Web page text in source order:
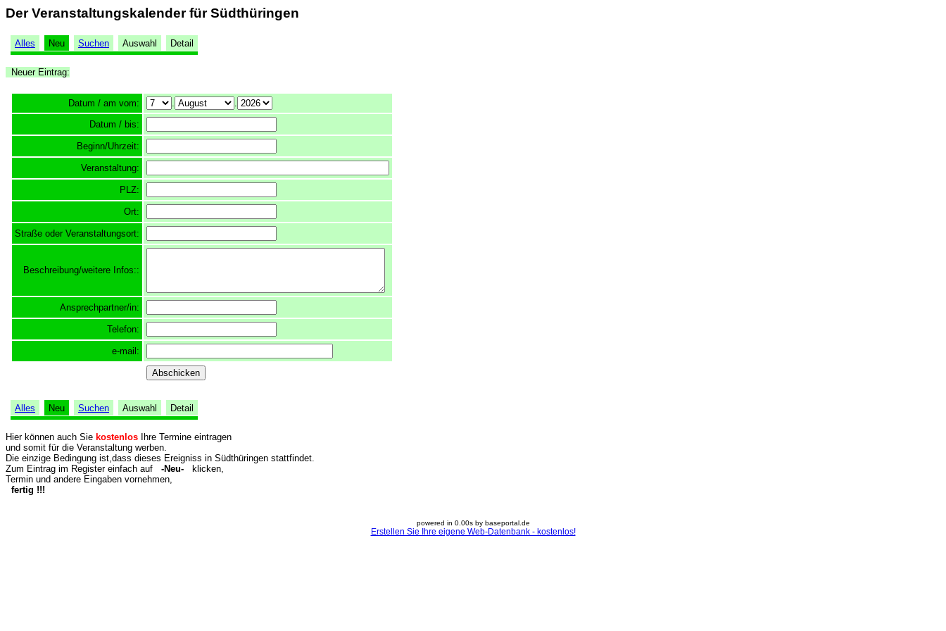
Der Veranstaltungskalender für Südthüringen
Alles Neu Suchen Auswahl Detail
Neuer Eintrag:
Datum / am vom:
Datum / bis:
Beginn/Uhrzeit:
Veranstaltung:
PLZ:
Ort:
Straße oder Veranstaltungsort:
Beschreibung/weitere Infos::
Ansprechpartner/in:
Telefon:
e-mail:
Alles Neu Suchen Auswahl Detail
Hier können auch Sie kostenlos Ihre Termine eintragen
und somit für die Veranstaltung werben.
Die einzige Bedingung ist,dass dieses Ereigniss in Südthüringen stattfindet.
Zum Eintrag im Register einfach auf -Neu- klicken,
Termin und andere Eingaben vornehmen,
fertig !!!
powered in 0.00s by baseportal.de
Erstellen Sie Ihre eigene Web-Datenbank - kostenlos!